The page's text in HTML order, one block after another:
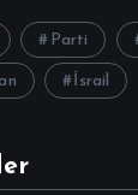
Parti
İsrail